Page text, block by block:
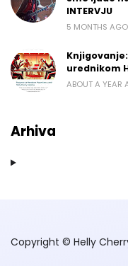
INTERVJU
5 MONTHS AGO
urednikom
ABOUT A YEAR
Arhiva
Copyright © Helly